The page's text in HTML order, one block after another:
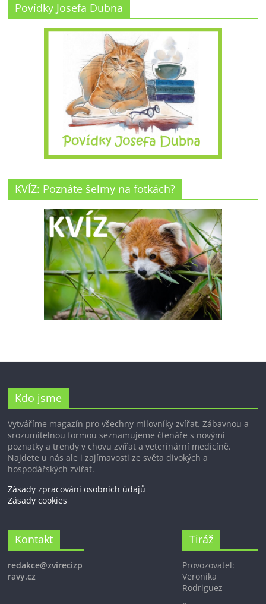
Povídky Josefa Dubna
KVÍZ: Poznáte šelmy na fotkách?
Kdo jsme
Vytváříme magazín pro všechny milovníky zvířat. Zábavnou a
srozumitelnou formou seznamujeme čtenáře s novými
poznatky a trendy v chovu zvířat a veterinární medicíně.
Najdete u nás ale i zajímavosti ze světa divokých a
hospodářských zvířat.
Zásady zpracování osobních údajů
Zásady cookies
Kontakt
redakce@zvirecizp
ravy.cz
Tiráž
Provozovatel:
Veronika
Rodriguez